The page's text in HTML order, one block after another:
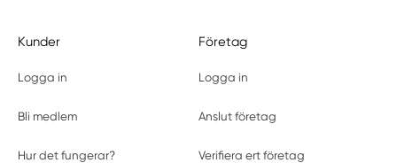
Kunder
Logga in
Bli medlem
Hur det fungerar?
Företag
Logga in
Anslut företag
Verifiera ert företag